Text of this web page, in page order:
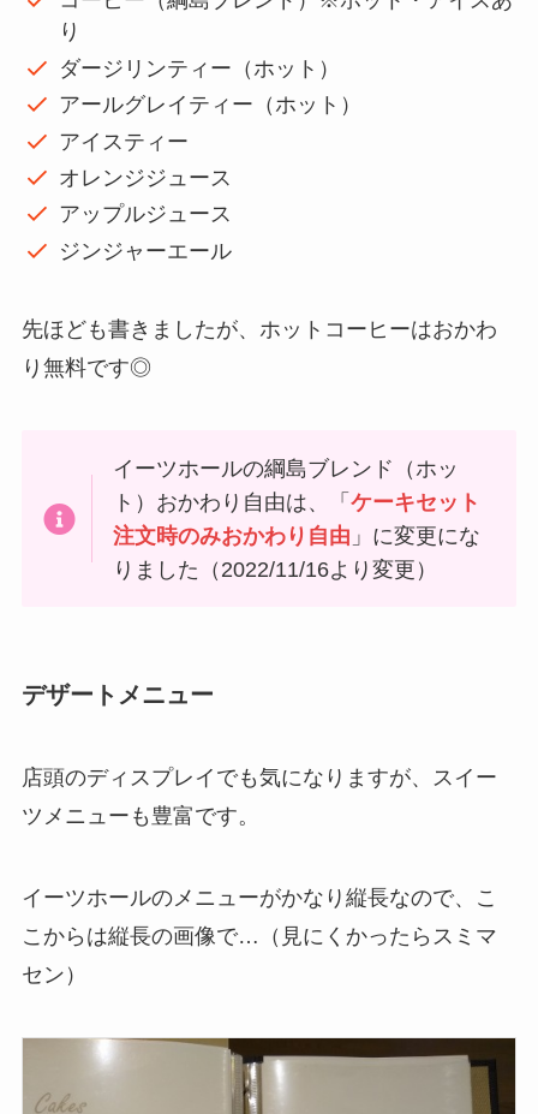
り
ダージリンティー（ホット）
アールグレイティー（ホット）
アイスティー
オレンジジュース
アップルジュース
ジンジャーエール
先ほども書きましたが、ホットコーヒーはおかわ
り無料です◎
イーツホールの綱島ブレンド（ホッ
ト）おかわり自由は、「ケーキセット
注文時のみおかわり自由 」に変更にな
りました（2022/11/16より変更）
デザートメニュー
店頭のディスプレイでも気になりますが、スイー
ツメニューも豊富です。
イーツホールのメニューがかなり縦長なので、こ
こからは縦長の画像で…（見にくかったらスミマ
セン）